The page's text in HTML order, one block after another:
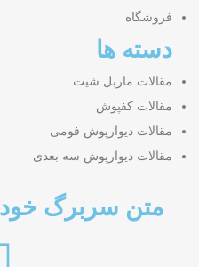
فروشگاه
دسته ها
مقالات ماربل شیت
مقالات کفپوش
مقالات دیوارپوش فومی
مقالات دیوارپوش سه بعدی
متن سربرگ خود